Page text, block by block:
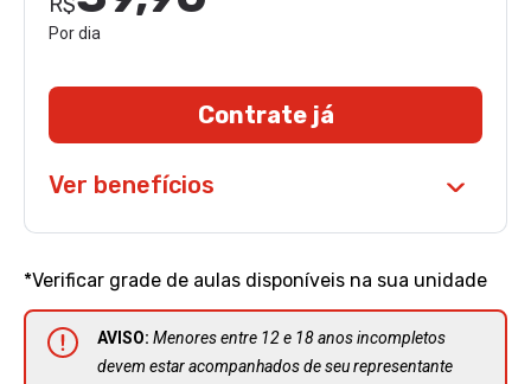
Por dia
Contrate já
Ver benefícios
*Verificar grade de aulas disponíveis na sua unidade
AVISO: Menores entre 12 e 18 anos incompletos
devem estar acompanhados de seu representante